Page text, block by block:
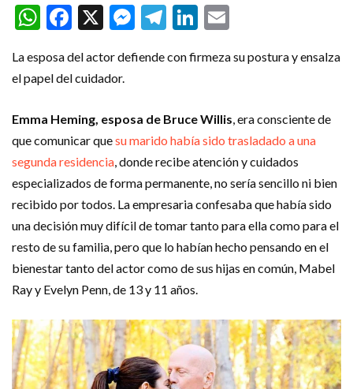
WhatsApp
Facebook
X Messenger
Telegram
LinkedIn
La esposa del actor defiende con firmeza su postura y ensalza
el papel del cuidador.
Emma Heming, esposa de Bruce Willis, era consciente de
que comunicar quesu marido había sido trasladado a una
segunda residencia, donde recibe atención y cuidados
especializados de forma permanente, no sería sencillo ni bien
recibido por todos. La empresaria confesaba que había sido
una decisión muy difícil de tomar tanto para ella como para el
resto de su familia, pero que lo habían hecho pensando en el
bienestar tanto del actor como de sus hijas en común, Mabel
Ray y Evelyn Penn, de 13 y 11 años.